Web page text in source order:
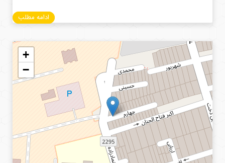
ادامه مطلب
+
−